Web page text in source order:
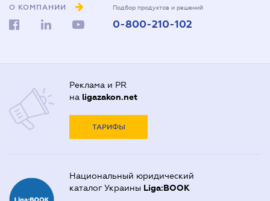
О КОМПАНИИ Подбор продуктов и решений
0-800-210-102
Реклама и PR
на ligazakon.net
ТАРИФЫ
Национальный юридический
каталог Украины Liga:BOOK